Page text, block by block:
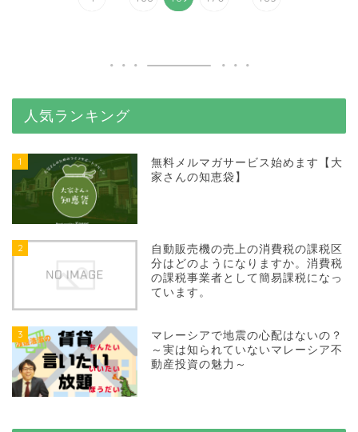
人気ランキング
1
無料メルマガサービス始めます【大
家さんの知恵袋】
2
自動販売機の売上の消費税の課税区
分はどのようになりますか。消費税
の課税事業者として簡易課税になっ
ています。
3
マレーシアで地震の心配はないの？
～実は知られていないマレーシア不
動産投資の魅力～